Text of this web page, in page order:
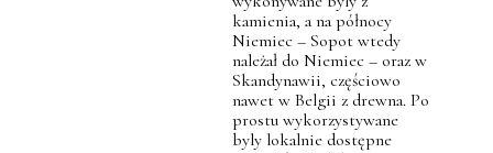
kamienia, a na północy
Niemiec – Sopot wtedy
należał do Niemiec – oraz w
Skandynawii, częściowo
nawet w Belgii z drewna. Po
prostu wykorzystywane
byly lokalnie dostępne